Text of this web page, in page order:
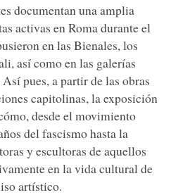
documentan una amplia
activas en Roma durante el
en las Bienales, los
así como en las galerías
pues, a partir de las obras
capitolinas, la exposición
desde el movimiento
del fascismo hasta la
y escultoras de aquellos
en la vida cultural de
artístico.